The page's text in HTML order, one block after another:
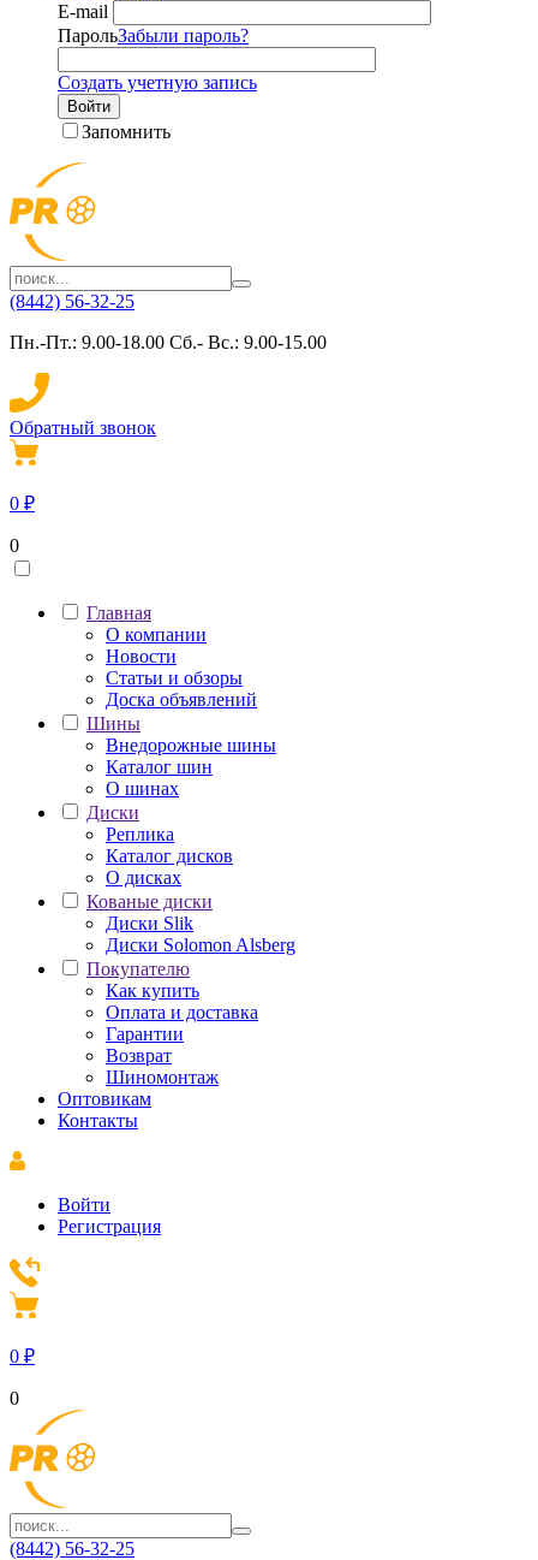
E-mail
ПарольЗабыли пароль?
Создать учетную запись
Войти
Запомнить
(8442) 56-32-25
Пн.-Пт.: 9.00-18.00 Сб.- Вс.: 9.00-15.00
Обратный звонок
0 ₽
0
Главная
О компании
Новости
Статьи и обзоры
Доска объявлений
Шины
Внедорожные шины
Каталог шин
О шинах
Диски
Реплика
Каталог дисков
О дисках
Кованые диски
Диски Slik
Диски Solomon Alsberg
Покупателю
Как купить
Оплата и доставка
Гарантии
Возврат
Шиномонтаж
Оптовикам
Контакты
Войти
Регистрация
0 ₽
0
(8442) 56-32-25